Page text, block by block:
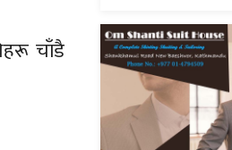
चाँडै